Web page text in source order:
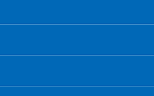
ロワナ
ロワナ
ラムンディ
チャー
キール
カビチャー
ー
ルカ
クヘッド
クヘッド